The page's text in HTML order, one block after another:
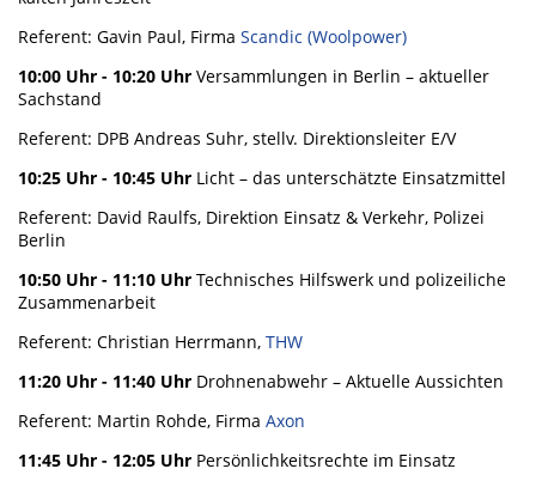
Referent: Gavin Paul, Firma Scandic (Woolpower)
10:00 Uhr - 10:20 Uhr Versammlungen in Berlin – aktueller
Sachstand
Referent: DPB Andreas Suhr, stellv. Direktionsleiter E/V
10:25 Uhr - 10:45 Uhr Licht – das unterschätzte Einsatzmittel
Referent: David Raulfs, Direktion Einsatz & Verkehr, Polizei
Berlin
10:50 Uhr - 11:10 Uhr Technisches Hilfswerk und polizeiliche
Zusammenarbeit
Referent: Christian Herrmann, THW
11:20 Uhr - 11:40 Uhr Drohnenabwehr – Aktuelle Aussichten
Referent: Martin Rohde, Firma Axon
11:45 Uhr - 12:05 Uhr Persönlichkeitsrechte im Einsatz